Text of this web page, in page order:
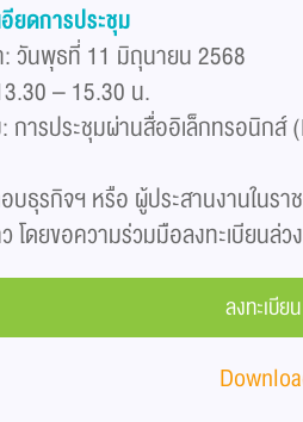
อียดการประชุม
: วันพุธที่ 11 มิถุนายน 2568
– 15.30 น.
การประชุมผ่านสื่ออิเล็กทรอนิกส์
บธุรกิจฯ หรือ ผู้ประสานงานในรา
โดยขอความร่วมมือลงทะเบียนล่
ลงทะเบีย